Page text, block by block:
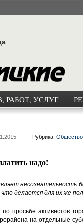
РАБОТ, УСЛУГ
Рубрика: Общество
надо!
несознательность
делается для их же
по просьбе активистов
на отдельные